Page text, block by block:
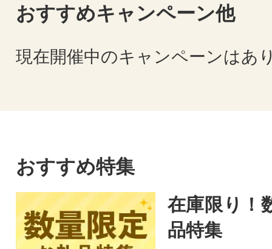
おすすめキャンペーン他
現在開催中のキャンペーンはあ
おすすめ特集
在庫限り！
品特集